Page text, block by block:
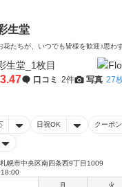
生堂
花たちが、いつでも皆様を歓迎♪思わ
3.47 口コミ 2件 写真 27
日祝OK クーポ
幌市中央区南四条西9丁目1009
月
火